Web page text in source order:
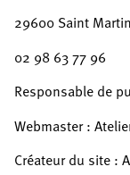
29600 Saint
02 98 63 77 96
Responsable de
Webmaster :
Créateur du site :